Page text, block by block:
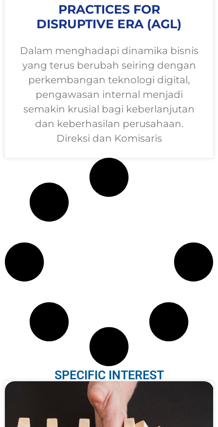
PRACTICES FOR
DISRUPTIVE ERA (AGL)
Dalam menghadapi dinamika bisnis
yang terus berubah seiring dengan
perkembangan teknologi digital,
pengawasan internal menjadi
semakin krusial bagi keberlanjutan
dan keberhasilan perusahaan.
Direksi dan Komisaris
SPECIFIC INTEREST